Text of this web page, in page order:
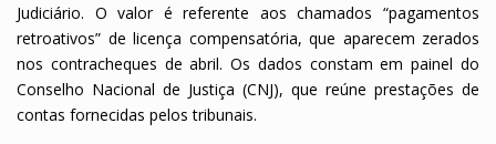
Judiciário. O valor é referente aos chamados “pagamentos
retroativos” de licença compensatória, que aparecem zerados
nos contracheques de abril. Os dados constam em painel do
Conselho Nacional de Justiça (CNJ), que reúne prestações de
contas fornecidas pelos tribunais.